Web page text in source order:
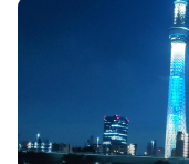
岸→森戸神社まで 日
前だったので気分的
大きく見えました。